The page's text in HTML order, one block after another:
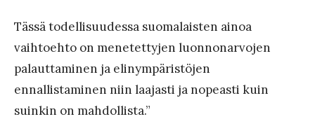
Tässä todellisuudessa suomalaisten ainoa
vaihtoehto on menetettyjen luonnonarvojen
palauttaminen ja elinympäristöjen
ennallistaminen niin laajasti ja nopeasti kuin
suinkin on mahdollista.”